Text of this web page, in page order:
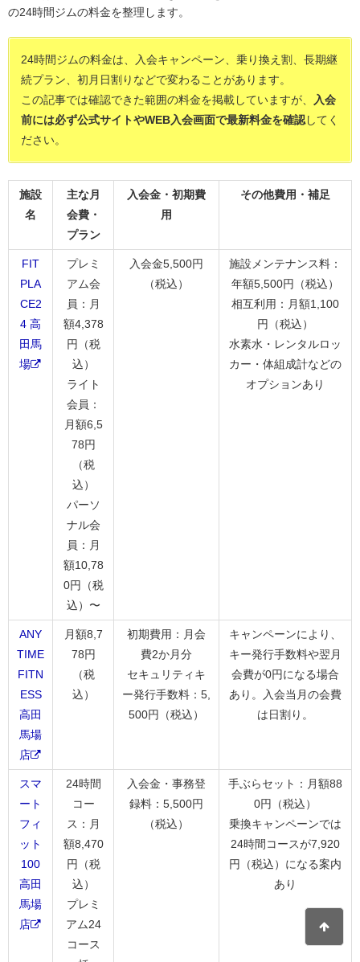
の24時間ジムの料金を整理します。
24時間ジムの料金は、入会キャンペーン、乗り換え割、長期継
続プラン、初月日割りなどで変わることがあります。
この記事では確認できた範囲の料金を掲載していますが、
入会
前には必ず公式サイトやWEB入会画面で最新料金を確認してく
ださい。
施設
名
主な月
会費・
プラン
入会金・初期費
用
その他費用・補足
FIT
PLA
CE2
4 高
田馬
場
プレミ
アム会
員：月
額4,378
円（税
込）
ライト
会員：
月額6,5
78円
（税
込）
パーソ
ナル会
員：月
額10,78
0円（税
込）〜
入会金5,500円
（税込）
施設メンテナンス料：
年額5,500円（税込）
相互利用：月額1,100
円（税込）
水素水・レンタルロッ
カー・体組成計などの
オプションあり
ANY
TIME
FITN
ESS
高田
馬場
店
月額8,7
78円
（税
込）
初期費用：月会
費2か月分
セキュリティキ
ー発行手数料：5,
500円（税込）
キャンペーンにより、
キー発行手数料や翌月
会費が0円になる場合
あり。入会当月の会費
は日割り。
スマ
ート
フィ
ット
100
高田
馬場
店
24時間
コー
ス：月
額8,470
円（税
込）
プレミ
アム24
コース
入会金・事務登
録料：5,500円
（税込）
手ぶらセット：月額88
0円（税込）
乗換キャンペーンでは
24時間コースが7,920
円（税込）になる案内
あり